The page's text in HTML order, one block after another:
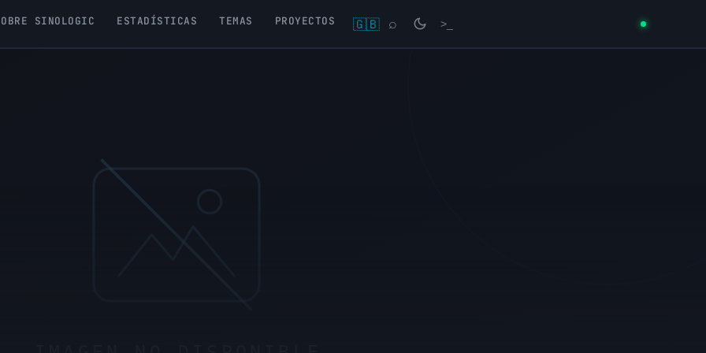
SINOLOGIC ESTADÍSTICAS TEMAS PROYECTOS 🇬🇧 ⌕ >_